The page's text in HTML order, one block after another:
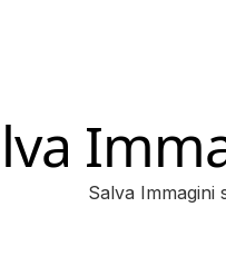
Salva Immagini